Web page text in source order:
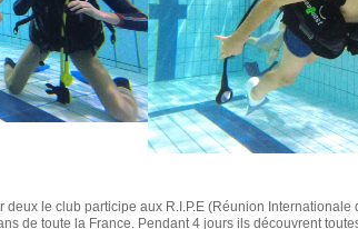
le club participe aux R.I.P.E (Réunion
de toute la France. Pendant 4 jours ils découvrent